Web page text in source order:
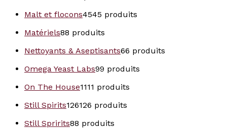
Malt et flocons4545 produits
Matériels88 produits
Nettoyants & Aseptisants66 produits
Omega Yeast Labs99 produits
On The House1111 produits
Still Spirits126126 produits
Still Spririts88 produits